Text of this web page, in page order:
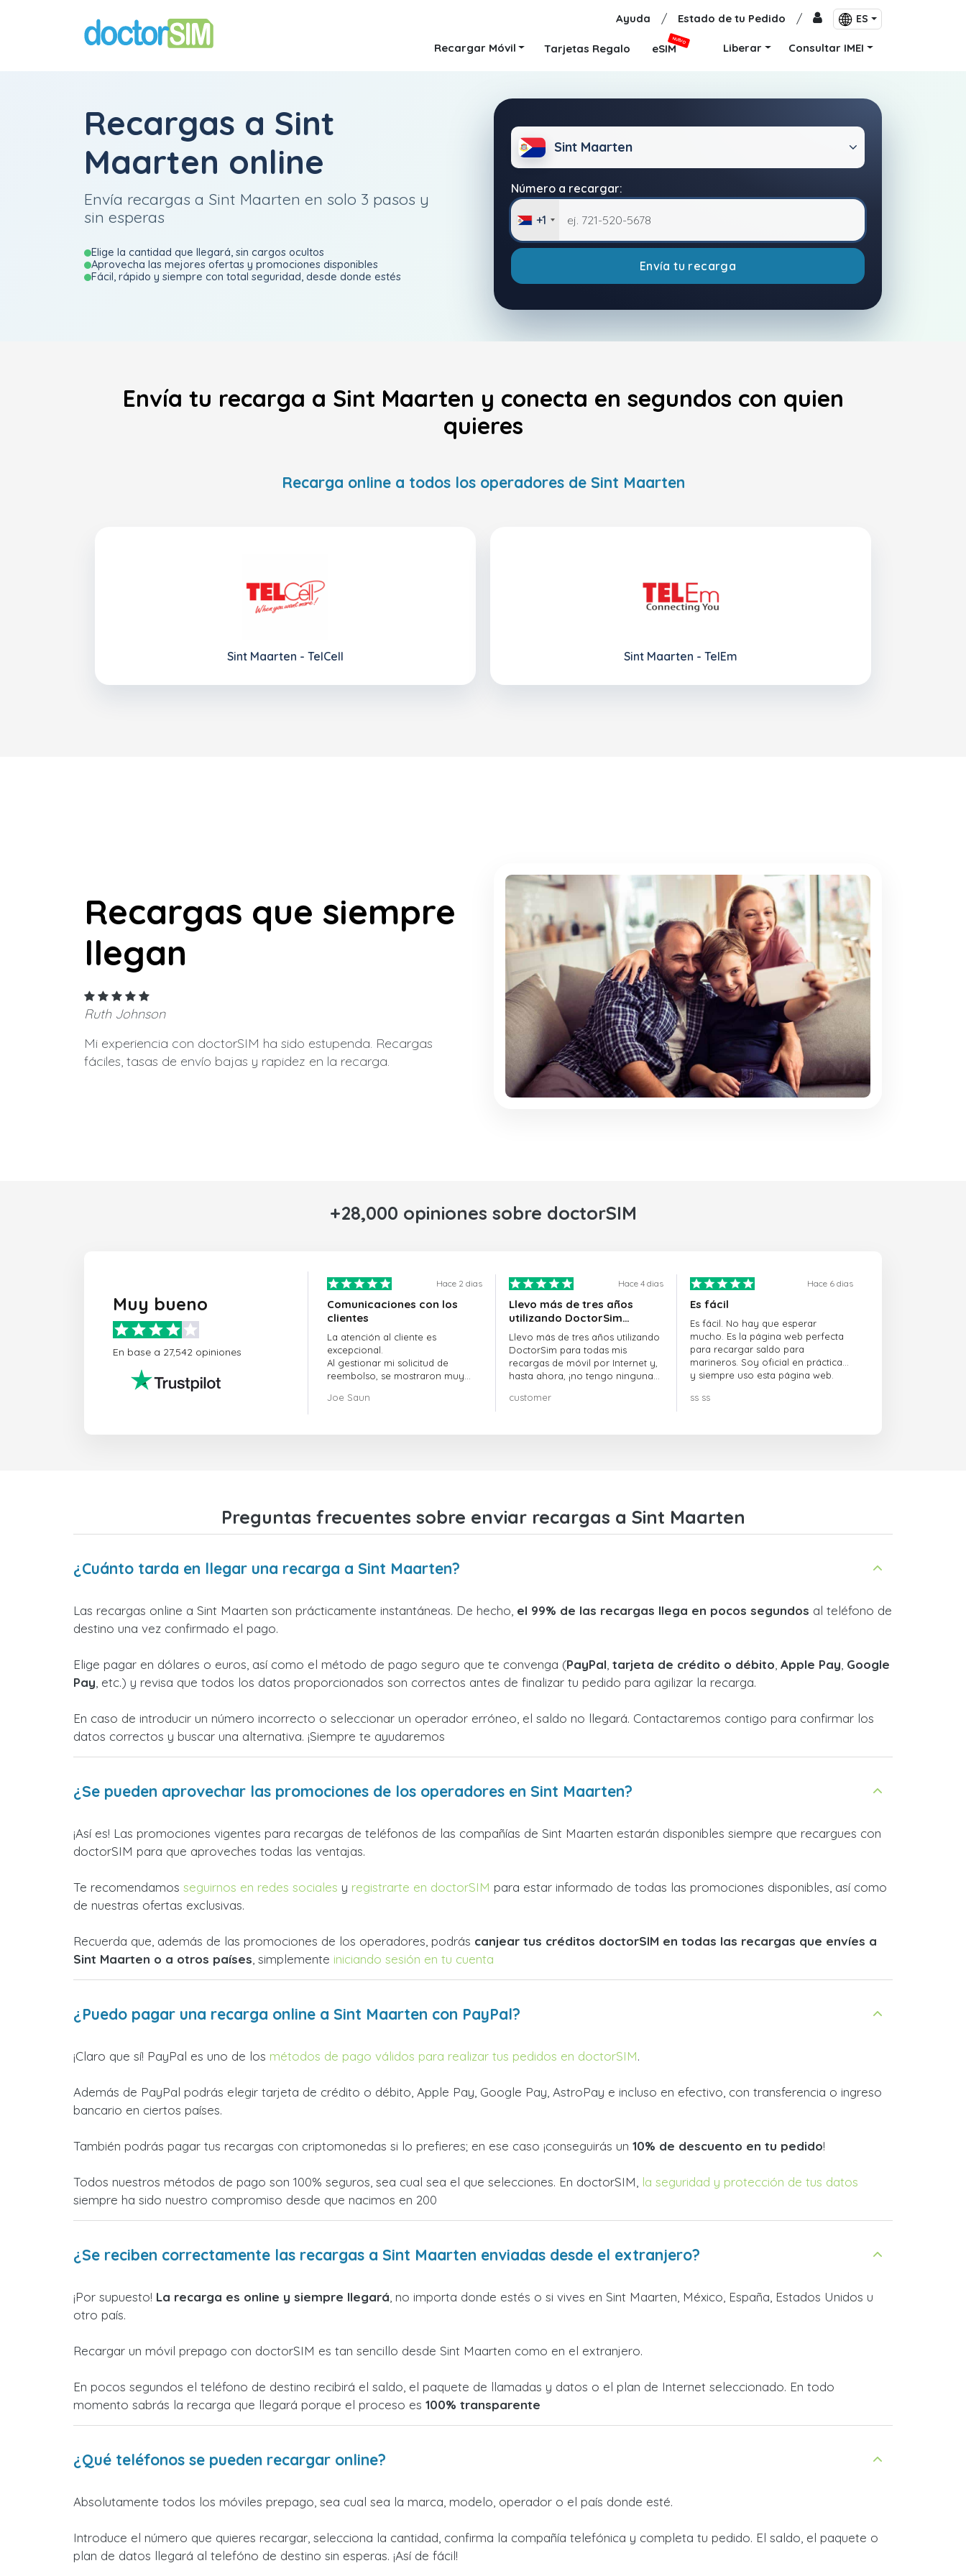
Ayuda / Estado de tu Pedido / ES
Recargar Móvil Tarjetas Regalo eSIM
NUEVO
Liberar Consultar IMEI
Recargas a Sint
Maarten online
Envía recargas a Sint Maarten en solo 3 pasos y
sin esperas
Elige la cantidad que llegará, sin cargos ocultos
Aprovecha las mejores ofertas y promociones disponibles
Fácil, rápido y siempre con total seguridad, desde donde estés
Sint Maarten
Número a recargar:
+1
Envía tu recarga
Envía tu recarga a Sint Maarten y conecta en segundos con quien
quieres
Recarga online a todos los operadores de Sint Maarten
Sint Maarten - TelCell Sint Maarten - TelEm
Recargas que siempre
llegan
Ruth Johnson
Mi experiencia con doctorSIM ha sido estupenda. Recargas
fáciles, tasas de envío bajas y rapidez en la recarga.
+28,000 opiniones sobre doctorSIM
Muy bueno
En base a 27,542 opiniones
Hace 2 dias
Comunicaciones con los
clientes
La atención al cliente es
excepcional.
Al gestionar mi solicitud de
reembolso, se mostraron muy
gestión, y resolvieron mi
Joe Saun
Hace 4 dias
Llevo más de tres años
utilizando DoctorSim…
Llevo más de tres años utilizando
DoctorSim para todas mis
recargas de móvil por Internet y,
hasta ahora, ¡no tengo ninguna
customer
Hace 6 dias
Es fácil
Es fácil. No hay que esperar
mucho. Es la página web perfecta
para recargar saldo para
marineros. Soy oficial en prácticas
y siempre uso esta página web.
ss ss
Preguntas frecuentes sobre enviar recargas a Sint Maarten
¿Cuánto tarda en llegar una recarga a Sint Maarten?
Las recargas online a Sint Maarten son prácticamente instantáneas. De hecho, el 99% de las recargas llega en pocos segundos al teléfono de
destino una vez confirmado el pago.
Elige pagar en dólares o euros, así como el método de pago seguro que te convenga (PayPal tarjeta de crédito o débito Apple Pay Google
Pay , etc.) y revisa que todos los datos proporcionados son correctos antes de finalizar tu pedido para agilizar la recarga.
En caso de introducir un número incorrecto o seleccionar un operador erróneo, el saldo no llegará. Contactaremos contigo para confirmar los
datos correctos y buscar una alternativa. ¡Siempre te ayudaremos
¿Se pueden aprovechar las promociones de los operadores en Sint Maarten?
¡Así es! Las promociones vigentes para recargas de teléfonos de las compañías de Sint Maarten estarán disponibles siempre que recargues con
doctorSIM para que aproveches todas las ventajas.
Te recomendamos seguirnos en redes sociales y registrarte en doctorSIM para estar informado de todas las promociones disponibles, así como
de nuestras ofertas exclusivas.
Recuerda que, además de las promociones de los operadores, podrás canjear tus créditos doctorSIM en todas las recargas que envíes a
Sint Maarten o a otros países , simplemente iniciando sesión en tu cuenta
¿Puedo pagar una recarga online a Sint Maarten con PayPal?
¡Claro que sí! PayPal es uno de los métodos de pago válidos para realizar tus pedidos en doctorSIM.
Además de PayPal podrás elegir tarjeta de crédito o débito, Apple Pay, Google Pay, AstroPay e incluso en efectivo, con transferencia o ingreso
bancario en ciertos países.
También podrás pagar tus recargas con criptomonedas si lo prefieres; en ese caso ¡conseguirás un 10% de descuento en tu pedido!
Todos nuestros métodos de pago son 100% seguros, sea cual sea el que selecciones. En doctorSIM, la seguridad y protección de tus datos
siempre ha sido nuestro compromiso desde que nacimos en 200
¿Se reciben correctamente las recargas a Sint Maarten enviadas desde el extranjero?
¡Por supuesto! La recarga es online y siempre llegará , no importa donde estés o si vives en Sint Maarten, México, España, Estados Unidos u
otro país.
Recargar un móvil prepago con doctorSIM es tan sencillo desde Sint Maarten como en el extranjero.
En pocos segundos el teléfono de destino recibirá el saldo, el paquete de llamadas y datos o el plan de Internet seleccionado. En todo
momento sabrás la recarga que llegará porque el proceso es 100% transparente
¿Qué teléfonos se pueden recargar online?
Absolutamente todos los móviles prepago, sea cual sea la marca, modelo, operador o el país donde esté.
Introduce el número que quieres recargar, selecciona la cantidad, confirma la compañía telefónica y completa tu pedido. El saldo, el paquete o
plan de datos llegará al telefóno de destino sin esperas. ¡Así de fácil!